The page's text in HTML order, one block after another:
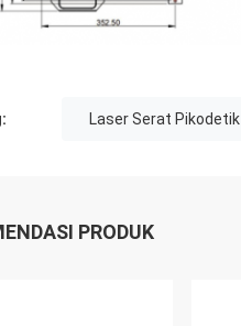
Laser Serat Pikodetik
PRODUK